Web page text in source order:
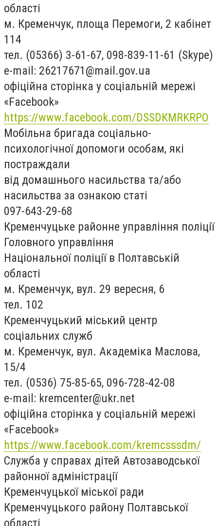
області
м. Кременчук, площа Перемоги, 2 кабінет
114
тел. (05366) 3-61-67, 098-839-11-61 (Skype)
e-mail: 26217671@mail.gov.ua
офіційна сторінка у соціальній мережі
«Facebook»
https://www.facebook.com/DSSDKMRKRPO
Мобільна бригада соціально-
психологічної допомоги особам, які
постраждали
від домашнього насильства та/або
насильства за ознакою статі
097-643-29-68
Кременчуцьке районне управління поліції
Головного управління
Національної поліції в Полтавській
області
м. Кременчук, вул. 29 вересня, 6
тел. 102
Кременчуцький міський центр
соціальних служб
м. Кременчук, вул. Академіка Маслова,
15/4
тел. (0536) 75-85-65, 096-728-42-08
e-mail: kremcenter@ukr.net
офіційна сторінка у соціальній мережі
«Facebook»
https://www.facebook.com/kremcsssdm/
Служба у справах дітей Автозаводської
районної адміністрації
Кременчуцької міської ради
Кременчуцького району Полтавської
області